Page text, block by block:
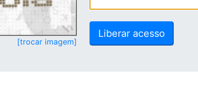
[trocar imagem]